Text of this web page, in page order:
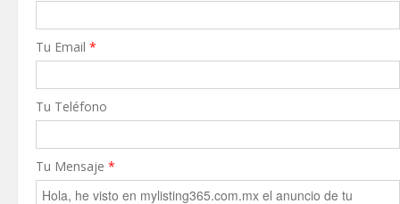
Tu Email *
Tu Teléfono
Tu Mensaje *